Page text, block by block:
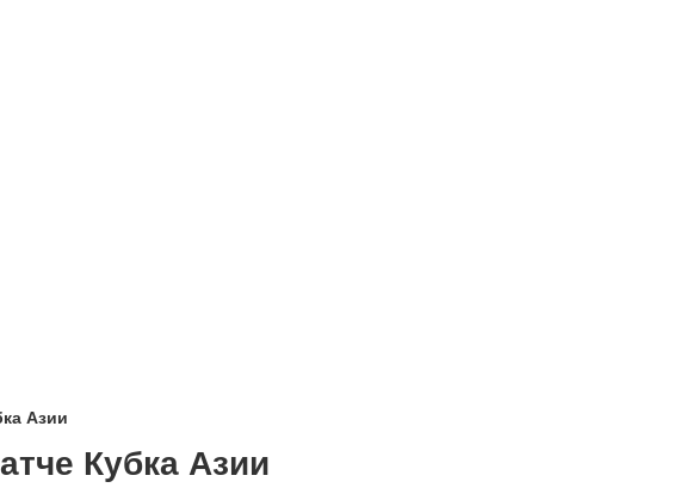
Азии
Кубка Азии